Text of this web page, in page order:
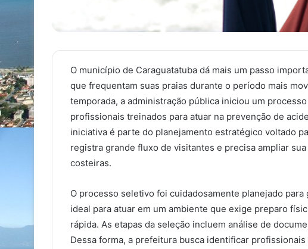
O município de Caraguatatuba dá mais um passo
que frequentam suas praias durante o período mais
temporada, a administração pública iniciou um
profissionais treinados para atuar na prevenção de
iniciativa é parte do planejamento estratégico voltado
registra grande fluxo de visitantes e precisa ampliar
costeiras.
O processo seletivo foi cuidadosamente planejado
ideal para atuar em um ambiente que exige preparo
rápida. As etapas da seleção incluem análise de
Dessa forma, a prefeitura busca identificar